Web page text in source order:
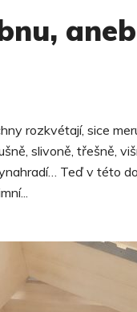
rozkvétají, sice
slivoně, třešně,
Teď v této